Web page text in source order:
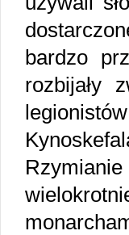
bardzo
rozbijały